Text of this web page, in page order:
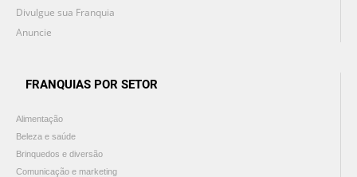
Divulgue sua Franquia
Anuncie
FRANQUIAS POR SETOR
Alimentação
Beleza e saúde
Brinquedos e diversão
Comunicação e marketing